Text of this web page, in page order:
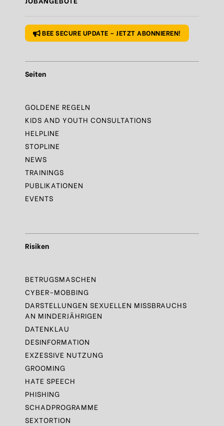
BEE SECURE UPDATE – JETZT ABONNIEREN!
Seiten
GOLDENE REGELN
KIDS AND YOUTH CONSULTATIONS
HELPLINE
STOPLINE
NEWS
TRAININGS
PUBLIKATIONEN
EVENTS
Risiken
BETRUGSMASCHEN
CYBER-MOBBING
DARSTELLUNGEN SEXUELLEN MISSBRAUCHS
AN MINDERJÄHRIGEN
DATENKLAU
DESINFORMATION
EXZESSIVE NUTZUNG
GROOMING
HATE SPEECH
PHISHING
SCHADPROGRAMME
SEXTORTION